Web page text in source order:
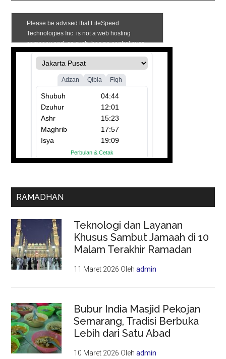
RAMADHAN
Teknologi dan Layanan
Khusus Sambut Jamaah di 10
Malam Terakhir Ramadan
11 Maret 2026 Olehadmin
Bubur India Masjid Pekojan
Semarang, Tradisi Berbuka
Lebih dari Satu Abad
10 Maret 2026 Olehadmin